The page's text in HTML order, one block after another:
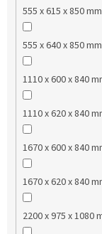
555 x 615 x 850 mm
555 x 640 x 850 mm
1110 x 600
1110 x 620
1670 x 600
1670 x 620
2200